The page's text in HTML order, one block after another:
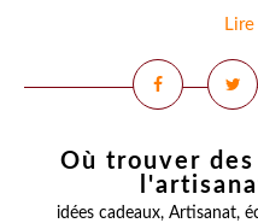
Où trouver des
idées cadeaux, Artisanat,